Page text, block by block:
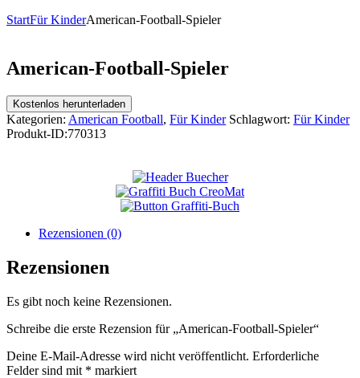
StartFür KinderAmerican-Football-Spieler
American-Football-Spieler
Kostenlos herunterladen
Kategorien: American Football, Für Kinder Schlagwort: Für Kinder
Produkt-ID:770313
Rezensionen (0)
Rezensionen
Es gibt noch keine Rezensionen.
Schreibe die erste Rezension für „American-Football-Spieler“
Deine E-Mail-Adresse wird nicht veröffentlicht. Erforderliche
Felder sind mit * markiert